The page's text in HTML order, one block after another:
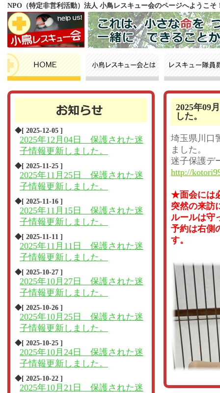
NPO（特定非営利活動）法人 小鳥レスキュー会のページへようこそ
◆[ 2025-12-05 ]
2025年12月04日 保護された迷
子情報更新しました。
◆[ 2025-11-25 ]
2025年11月25日 保護された迷
子情報更新しました。
◆[ 2025-11-16 ]
2025年11月15日 保護された迷
子情報更新しました。
◆[ 2025-11-11 ]
2025年11月11日 保護された迷
子情報更新しました。
◆[ 2025-10-27 ]
2025年10月27日 保護された迷
子情報更新しました。
◆[ 2025-10-26 ]
2025年10月25日 保護された迷
子情報更新しました。
◆[ 2025-10-25 ]
2025年10月24日 保護された迷
子情報更新しました。
◆[ 2025-10-22 ]
2025年10月21日 保護された迷
2025年09
した。
埼玉県川口
ました。
迷子保護デ
http://
★面会には
突然の来訪
ルールは守
予約は右側
す。